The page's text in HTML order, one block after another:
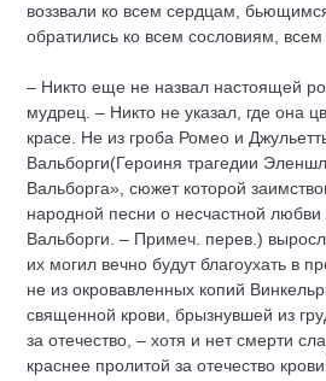
воззвали ко всем сердцам,
обратились ко всем сословиям, всем
– Никто еще не назвал настоящей
мудрец. – Никто не указал, где она
красе. Не из гроба Ромео и
Вальборги(Героиня трагедии
Вальборга», сюжет которой
народной песни о несчастной любви
Вальборги. – Примеч. перев.)
их могил вечно будут благоухать в
не из окровавленных копий
священной крови, брызнувшей из
за отечество, – хотя и нет смерти
краснее пролитой за отечество